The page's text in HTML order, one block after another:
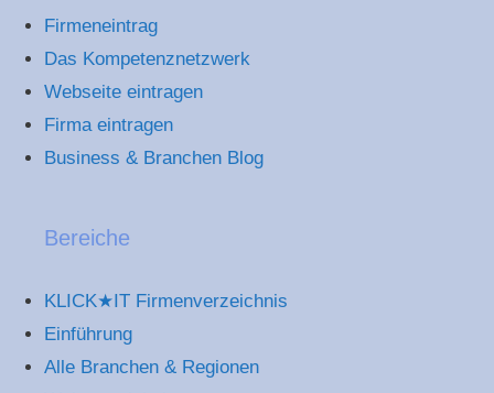
Firmeneintrag
Das Kompetenznetzwerk
Webseite eintragen
Firma eintragen
Business & Branchen Blog
Bereiche
KLICK★IT Firmenverzeichnis
Einführung
Alle Branchen & Regionen